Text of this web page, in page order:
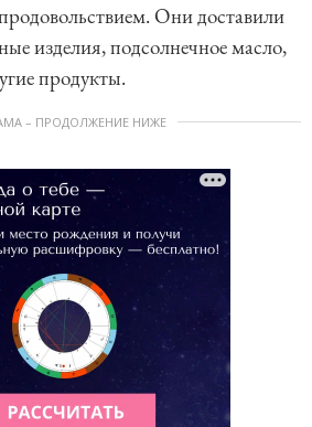
Они доставили
изделия, подсолнечное масло,
продукты.
– ПРОДОЛЖЕНИЕ НИЖЕ